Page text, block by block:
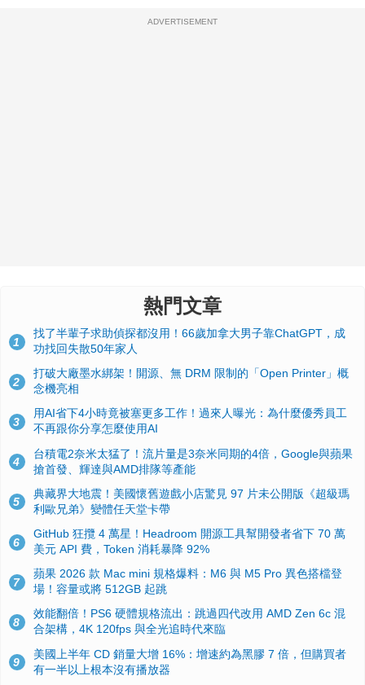
ADVERTISEMENT
熱門文章
1
找了半輩子求助偵探都沒用！66歲加拿大男子靠ChatGPT，成
功找回失散50年家人
2
打破大廠墨水綁架！開源、無 DRM 限制的「Open Printer」概
念機亮相
3
用AI省下4小時竟被塞更多工作！過來人曝光：為什麼優秀員工
不再跟你分享怎麼使用AI
4
台積電2奈米太猛了！流片量是3奈米同期的4倍，Google與蘋果
搶首發、輝達與AMD排隊等產能
5
典藏界大地震！美國懷舊遊戲小店驚見 97 片未公開版《超級瑪
利歐兄弟》變體任天堂卡帶
6
GitHub 狂攬 4 萬星！Headroom 開源工具幫開發者省下 70 萬
美元 API 費，Token 消耗暴降 92%
7
蘋果 2026 款 Mac mini 規格爆料：M6 與 M5 Pro 異色搭檔登
場！容量或將 512GB 起跳
8
效能翻倍！PS6 硬體規格流出：跳過四代改用 AMD Zen 6c 混
合架構，4K 120fps 與全光追時代來臨
9
美國上半年 CD 銷量大增 16%：增速約為黑膠 7 倍，但購買者
有一半以上根本沒有播放器